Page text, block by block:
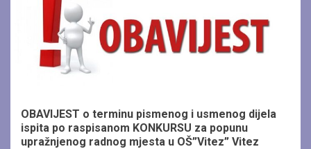
OBAVIJEST o terminu pismenog i usmenog dijela
ispita po raspisanom KONKURSU za popunu
upražnjenog radnog mjesta u OŠ”Vitez” Vitez